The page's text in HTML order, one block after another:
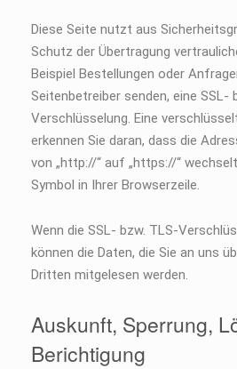
Diese Seite nutzt aus
Schutz der Übertragung
Beispiel Bestellungen oder
Seitenbetreiber senden, eine SSL-
Verschlüsselung. Eine
erkennen Sie daran, dass die
von „http://“ auf „https://“
Symbol in Ihrer Browserzeile.
Wenn die SSL- bzw. TLS-
können die Daten, die Sie an uns
Dritten mitgelesen werden.
Auskunft, Sperrung,
Berichtigung